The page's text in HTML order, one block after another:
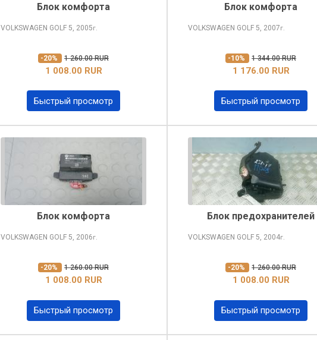
Блок комфорта
VOLKSWAGEN GOLF 5, 2005г.
-20% 1 260.00 RUR
1 008.00 RUR
Быстрый просмотр
Блок комфорта
VOLKSWAGEN GOLF 5, 2007г.
-10% 1 344.00 RUR
1 176.00 RUR
Быстрый просмотр
Блок комфорта
VOLKSWAGEN GOLF 5, 2006г.
-20% 1 260.00 RUR
1 008.00 RUR
Быстрый просмотр
Блок предохранителей
VOLKSWAGEN GOLF 5, 2004г.
-20% 1 260.00 RUR
1 008.00 RUR
Быстрый просмотр